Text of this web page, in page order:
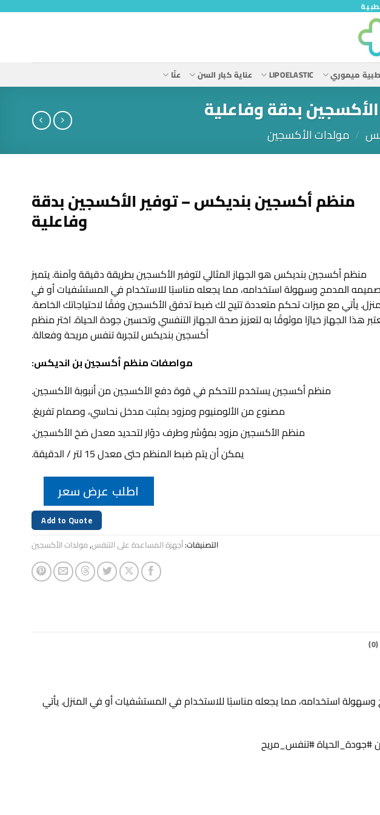
ميموري LIPOELASTIC عناية كبار السن عنّا
بدقة وفاعلية
/ مولدات الأكسجين
منظم أكسجين بنديكس – توفير الأكسجين بدقة
وفاعلية
منظم أكسجين بنديكس هو الجهاز المثالي لتوفير الأكسجين بطريقة دقيقة وآمنة. يتميز
المدمج وسهولة استخدامه، مما يجعله مناسبًا للاستخدام في المستشفيات أو في
يأتي مع ميزات تحكم متعددة تتيح لك ضبط تدفق الأكسجين وفقًا لاحتياجاتك الخاصة.
هذا الجهاز خيارًا موثوقًا به لتعزيز صحة الجهاز التنفسي وتحسين جودة الحياة. اختر منظم
أكسجين بنديكس لتجربة تنفس مريحة وفعالة.
مواصفات منظم أكسجين بن انديكس:
منظم أكسجين يستخدم للتحكم في قوة دفع الأكسجين من أنبوبة الأكسجين.
مصنوع من الألومنيوم ومزود بمثبت مدخل نحاسي، وصمام تفريغ.
منظم الأكسجين مزود بمؤشر وطرف دوّار لتحديد معدل ضخ الأكسجين.
يمكن أن يتم ضبط المنظم حتى معدل 15 لتر / الدقيقة.
اطلب عرض سعر
Add to Quote
التصنيفات:أجهزة المساعدة على التنفس,مولدات الأكسجين
استخدامه، مما يجعله مناسبًا للاستخدام في المستشفيات أو في المنزل. يأتي
#تنفس_مريح